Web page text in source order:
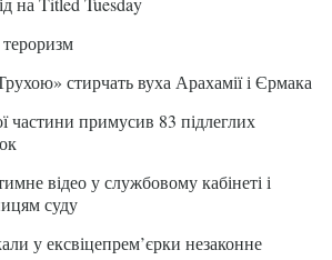
стирчать вуха Арахамії і Єрмака
частини примусив 83 підлеглих
відео у службовому кабінеті і
суду
у ексвіцепрем’єрки незаконне